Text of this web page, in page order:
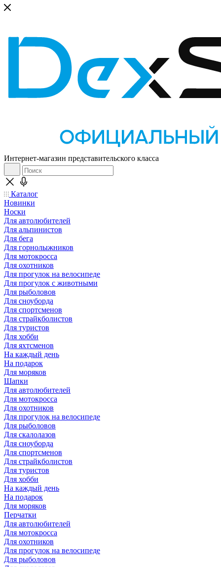
Интернет-магазин представительского класса
Каталог
Новинки
Носки
Для автолюбителей
Для альпинистов
Для бега
Для горнолыжников
Для мотокросса
Для охотников
Для прогулок на велосипеде
Для прогулок с животными
Для рыболовов
Для сноуборда
Для спортсменов
Для страйкболистов
Для туристов
Для хобби
Для яхтсменов
На каждый день
На подарок
Для моряков
Шапки
Для автолюбителей
Для мотокросса
Для охотников
Для прогулок на велосипеде
Для рыболовов
Для скалолазов
Для сноуборда
Для спортсменов
Для страйкболистов
Для туристов
Для хобби
На каждый день
На подарок
Для моряков
Перчатки
Для автолюбителей
Для мотокросса
Для охотников
Для прогулок на велосипеде
Для рыболовов